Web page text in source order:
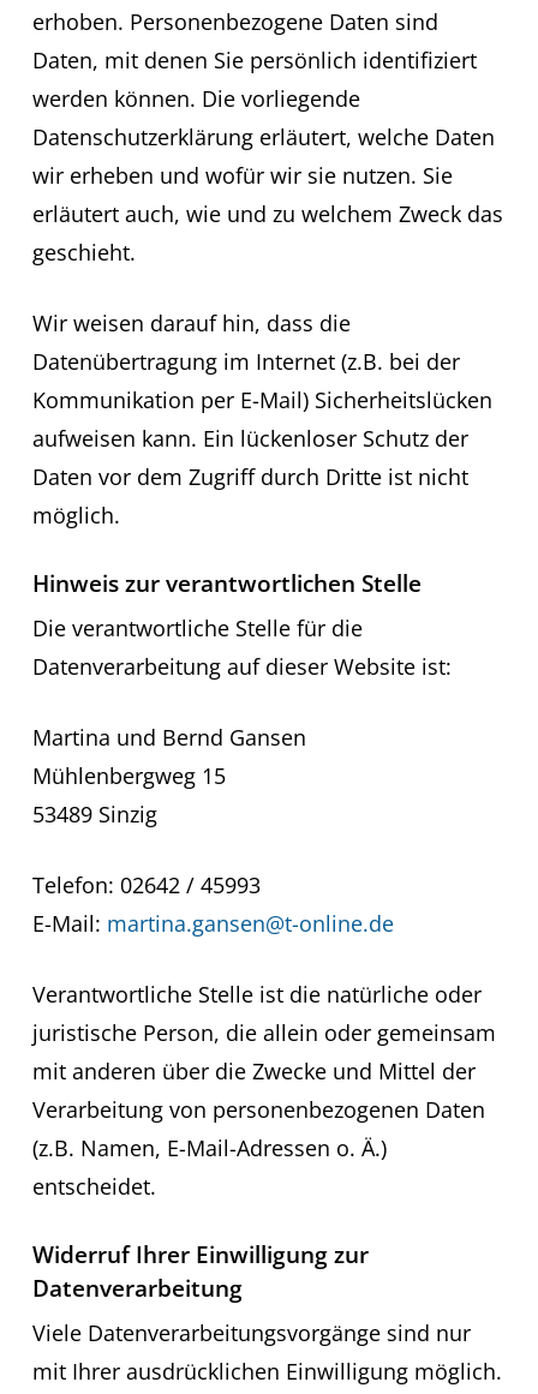
erhoben. Personenbezogene Daten sind
Daten, mit denen Sie persönlich identifiziert
werden können. Die vorliegende
Datenschutzerklärung erläutert, welche Daten
wir erheben und wofür wir sie nutzen. Sie
erläutert auch, wie und zu welchem Zweck das
geschieht.
Wir weisen darauf hin, dass die
Datenübertragung im Internet (z.B. bei der
Kommunikation per E-Mail) Sicherheitslücken
aufweisen kann. Ein lückenloser Schutz der
Daten vor dem Zugriff durch Dritte ist nicht
möglich.
Hinweis zur verantwortlichen Stelle
Die verantwortliche Stelle für die
Datenverarbeitung auf dieser Website ist:
Martina und Bernd Gansen
Mühlenbergweg 15
53489 Sinzig
Telefon: 02642 / 45993
E-Mail: martina.gansen@t-online.de
Verantwortliche Stelle ist die natürliche oder
juristische Person, die allein oder gemeinsam
mit anderen über die Zwecke und Mittel der
Verarbeitung von personenbezogenen Daten
(z.B. Namen, E-Mail-Adressen o. Ä.)
entscheidet.
Widerruf Ihrer Einwilligung zur
Datenverarbeitung
Viele Datenverarbeitungsvorgänge sind nur
mit Ihrer ausdrücklichen Einwilligung möglich.